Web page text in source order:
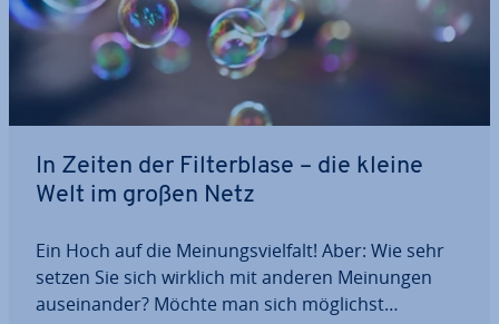
In Zeiten der Fil­ter­bla­se – die kleine
Welt im großen Netz
Ein Hoch auf die Mei­nungs­viel­falt! Aber: Wie sehr
setzen Sie sich wirklich mit anderen Meinungen
aus­ein­an­der? Möchte man sich möglichst